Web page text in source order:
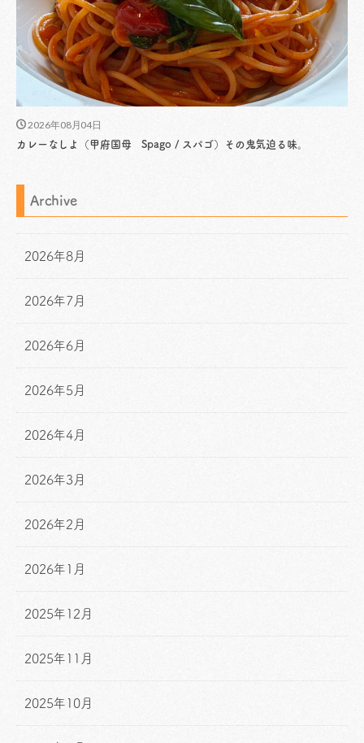
2026年08月04日
カレーなしよ（甲府国母 Spago / スパゴ）その鬼気迫る味。
Archive
2026年8月
2026年7月
2026年6月
2026年5月
2026年4月
2026年3月
2026年2月
2026年1月
2025年12月
2025年11月
2025年10月